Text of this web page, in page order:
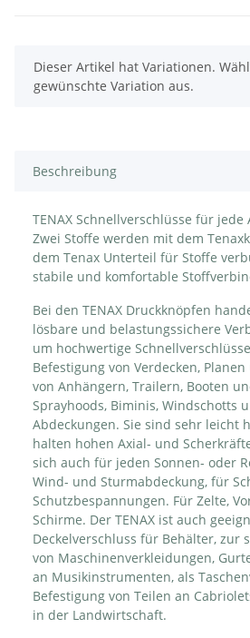
x
Dieser Artikel hat Variationen.
gewünschte Variation aus.
Beschreibung
TENAX Schnellverschlüsse für jede
Zwei Stoffe werden mit dem
dem Tenax Unterteil für Stoffe
stabile und komfortable
Bei den TENAX Druckknöpfen
lösbare und belastungssichere
um hochwertige
Befestigung von Verdecken,
von Anhängern, Trailern, Booten
Sprayhoods, Biminis, Windschotts
Abdeckungen. Sie sind sehr leicht
halten hohen Axial- und
sich auch für jeden Sonnen- oder
Wind- und Sturmabdeckung, für
Schutzbespannungen. Für Zelte,
Schirme. Der TENAX ist auch
Deckelverschluss für Behälter, zur
von Maschinenverkleidungen,
an Musikinstrumenten, als
Befestigung von Teilen an
in der Landwirtschaft.